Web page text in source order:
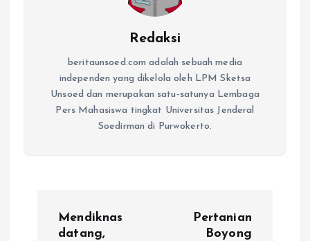
Redaksi
beritaunsoed.com adalah sebuah media
independen yang dikelola oleh LPM Sketsa
Unsoed dan merupakan satu-satunya Lembaga
Pers Mahasiswa tingkat Universitas Jenderal
Soedirman di Purwokerto.
Mendiknas
datang,
Pertanian
Boyong